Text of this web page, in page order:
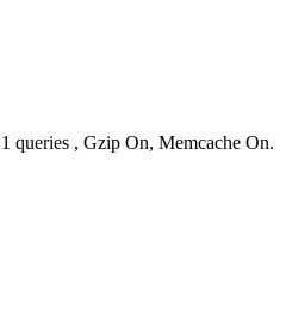
queries , Gzip On, Memcache On.